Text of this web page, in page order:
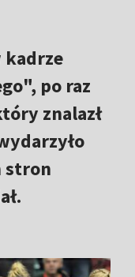
kadrze
po raz
znalazł
stron